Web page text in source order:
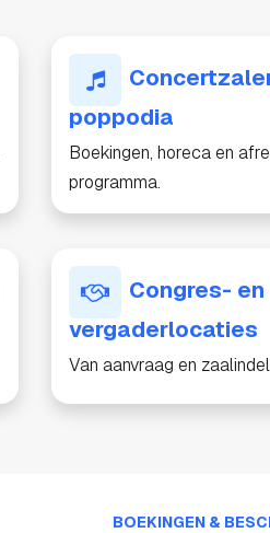
poppodia
Boekingen, horeca en
programma.
Congres- en
vergaderlocaties
Van aanvraag en
BOEKINGEN &